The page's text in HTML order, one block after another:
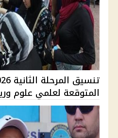
المتوقعة لعلمي علوم